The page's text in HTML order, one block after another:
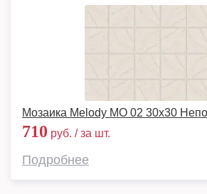
Мозаика Melody MO 02 30x30
710 руб. / за шт.
Подробнее